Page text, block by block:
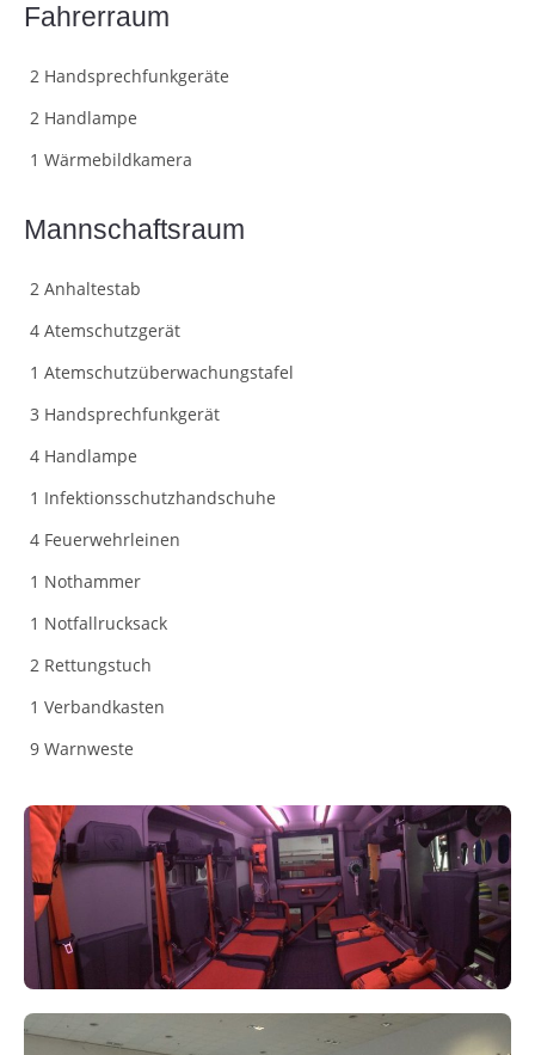
Fahrerraum
2 Handsprechfunkgeräte
2 Handlampe
1 Wärmebildkamera
Mannschaftsraum
2 Anhaltestab
4 Atemschutzgerät
1 Atemschutzüberwachungstafel
3 Handsprechfunkgerät
4 Handlampe
1 Infektionsschutzhandschuhe
4 Feuerwehrleinen
1 Nothammer
1 Notfallrucksack
2 Rettungstuch
1 Verbandkasten
9 Warnweste